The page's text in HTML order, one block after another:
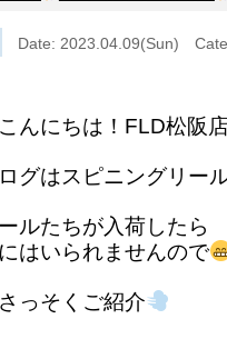
Date: 2023.04.09(Sun)
んにちは！FLD松阪
グはスピニングリー
ルたちが入荷したら
はいられませんので
っそくご紹介